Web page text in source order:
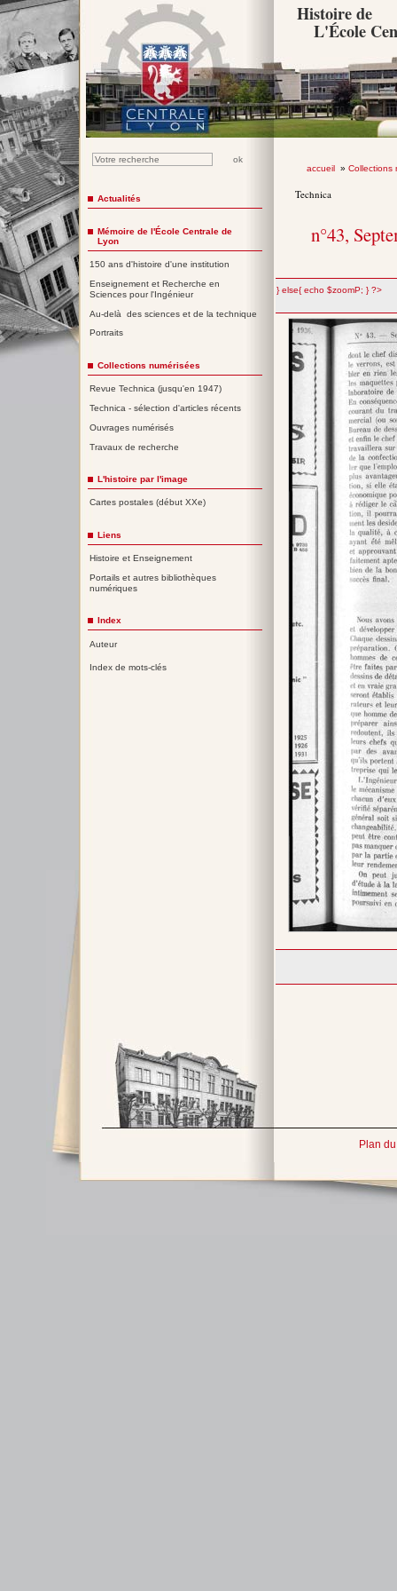
Histoire de
L'École
accueil» Collections
Technica
n°43,
";} else{ echo $zoomP; } ?>
Actualités
Mémoire de l'École Centrale de
Lyon
150 ans d'histoire d'une institution
Enseignement et Recherche en
Sciences pour l'Ingénieur
Au-delà des sciences et de la technique
Portraits
Collections numérisées
Revue Technica (jusqu'en 1947)
Technica - sélection d'articles récents
Ouvrages numérisés
Travaux de recherche
L'histoire par l'image
Cartes postales (début XXe)
Liens
Histoire et Enseignement
Portails et autres bibliothèques
numériques
Index
Auteur
Index de mots-clés
Plan